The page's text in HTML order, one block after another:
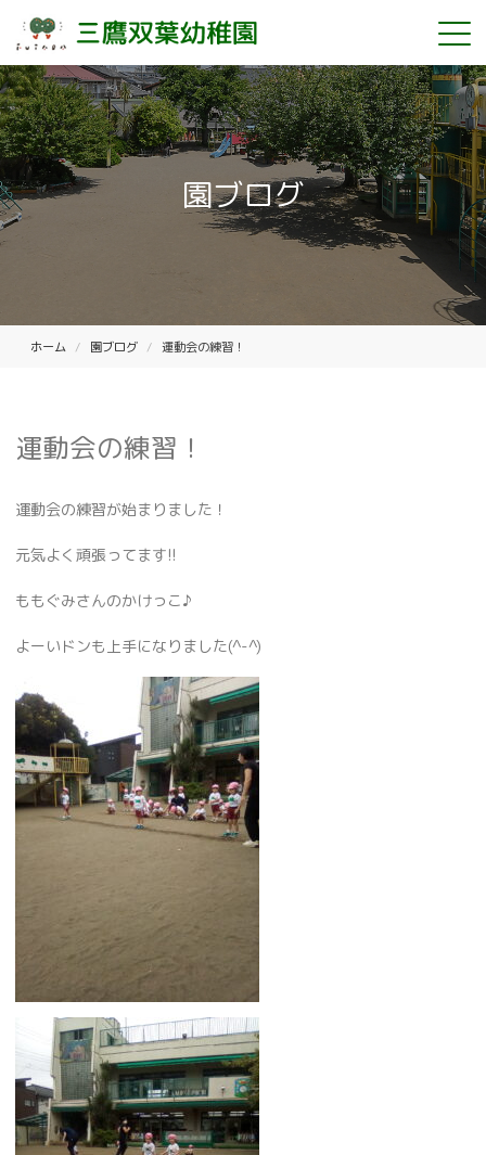
園ブログ
ホーム 園ブログ 運動会の練習！
運動会の練習！
運動会の練習が始まりました！
元気よく頑張ってます!!
ももぐみさんのかけっこ♪
よーいドンも上手になりました(^-^)